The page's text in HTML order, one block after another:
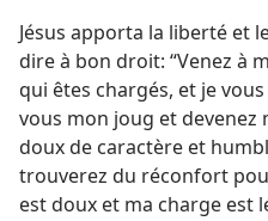
Jésus apporta la liberté et
dire à bon droit: “Venez à
qui êtes chargés, et je
vous mon joug et devenez
doux de caractère et
trouverez du réconfort
est doux et ma charge est